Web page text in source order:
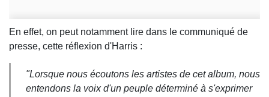
En effet, on peut notamment lire dans le communiqué de
presse, cette réflexion d'Harris :
"Lorsque nous écoutons les artistes de cet album, nous
entendons la voix d'un peuple déterminé à s'exprimer